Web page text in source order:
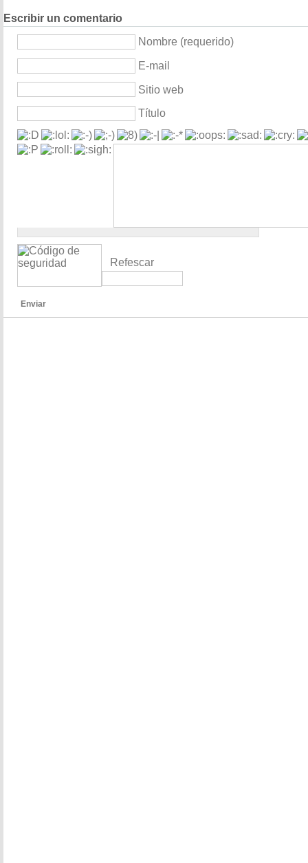
Escribir un comentario
Nombre (requerido)
E-mail
Sitio web
Título
Refescar
Enviar